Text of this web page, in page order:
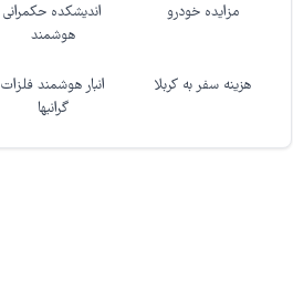
مزایده خودرو
اندیشکده حکمرانی
هوشمند
هزینه سفر به کربلا
انبار هوشمند فلزات
گرانبها